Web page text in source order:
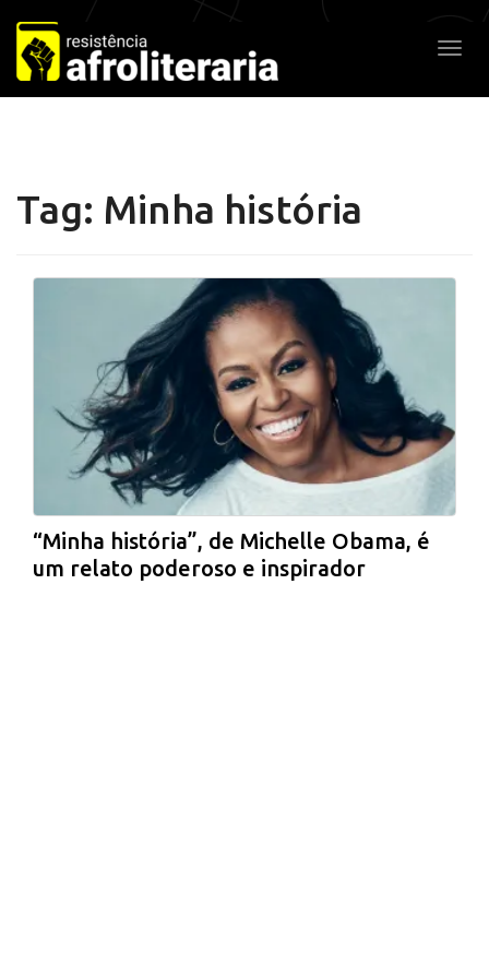
Pular
para
o
conteúdo
Tag: Minha história
“Minha história”, de Michelle Obama, é
um relato poderoso e inspirador